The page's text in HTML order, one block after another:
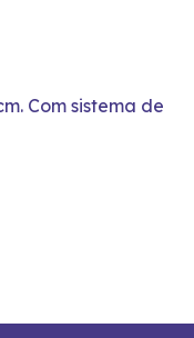
Com sistema de